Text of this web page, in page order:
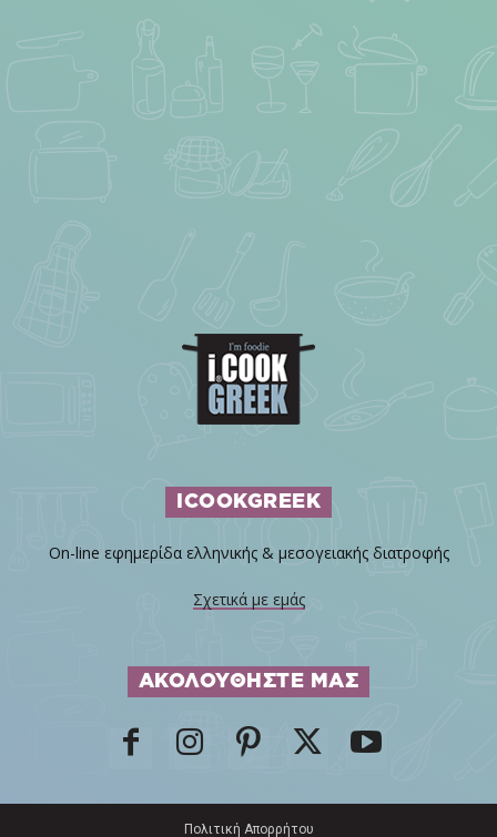
ICOOKGREEK
On-line εφημερίδα ελληνικής & μεσογειακής διατροφής
Σχετικά με εμάς
ΑΚΟΛΟΥΘΗΣΤΕ ΜΑΣ
Πολιτική Απορρήτου